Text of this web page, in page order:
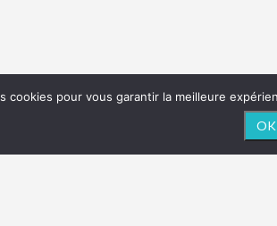
cookies pour vous garantir la meilleure
OK